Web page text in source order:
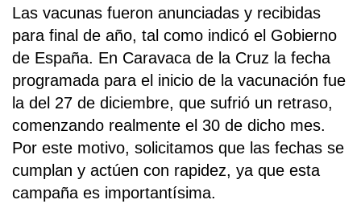
Las vacunas fueron anunciadas y recibidas
para final de año, tal como indicó el Gobierno
de España. En Caravaca de la Cruz la fecha
programada para el inicio de la vacunación fue
la del 27 de diciembre, que sufrió un retraso,
comenzando realmente el 30 de dicho mes.
Por este motivo, solicitamos que las fechas se
cumplan y actúen con rapidez, ya que esta
campaña es importantísima.